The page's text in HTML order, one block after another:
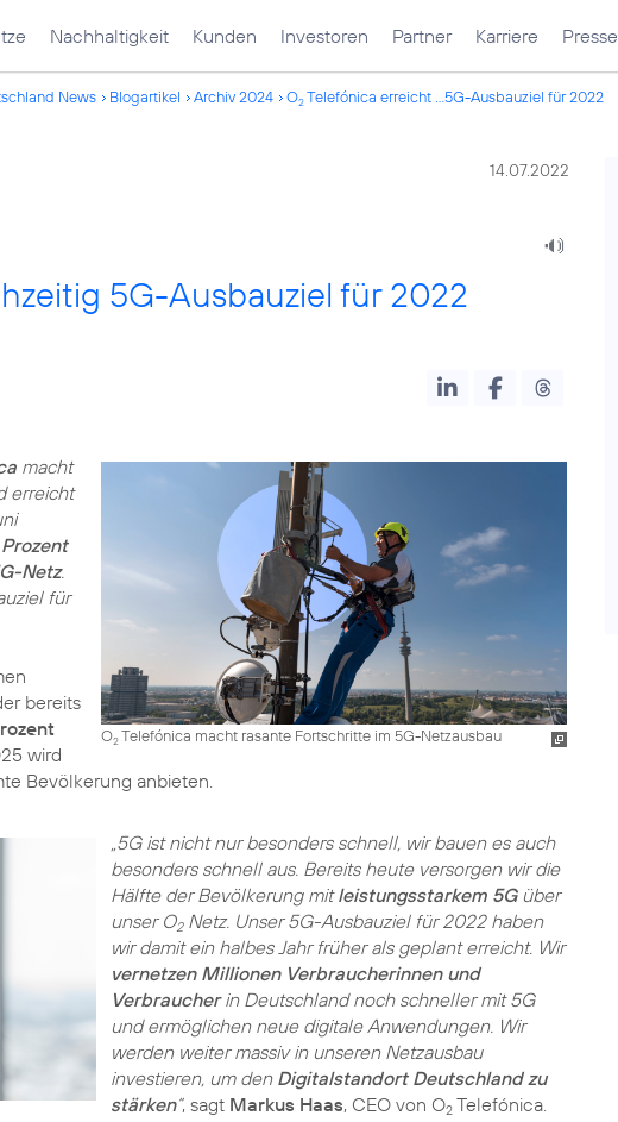
Nachhaltigkeit Kunden Investoren Partner Karriere Presse
News Blogartikel Archiv 2024 O2Telefónica erreicht ...5G-Ausbauziel für 2022
14.07.2022
5G-Ausbauziel für 2022
O2Telefónica macht rasante Fortschritte im 5G-Netzausbau
macht
erreicht
Netz.
für
bereits
wird
Bevölkerung anbieten.
„5G ist nicht nur besonders schnell, wir bauen es auch
besonders schnell aus. Bereits heute versorgen wir die
Hälfte der Bevölkerung mitleistungsstarkem 5Güber
unser O2Netz. Unser 5G-Ausbauziel für 2022 haben
wir damit ein halbes Jahr früher als geplant erreicht. Wir
vernetzen Millionen Verbraucherinnen und
Verbraucherin Deutschland noch schneller mit 5G
und ermöglichen neue digitale Anwendungen. Wir
werden weiter massiv in unseren Netzausbau
investieren, um den Digitalstandort Deutschland zu
stärken“, sagt Markus Haas, CEO von O2Telefónica.